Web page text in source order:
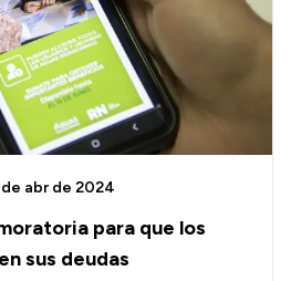
para que los
sus deudas
abr de 2024